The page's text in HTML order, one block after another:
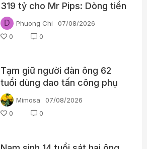
319 tỷ cho Mr Pips: Dòng tiền
đã đi qua Ngân Lượng như thế
nào?
D Phuong Chi
07/08/2026
0
0
Tạm giữ người đàn ông 62
tuổi dùng dao tấn công phụ
nữ giữa chợ
Mimosa
07/08/2026
0
0